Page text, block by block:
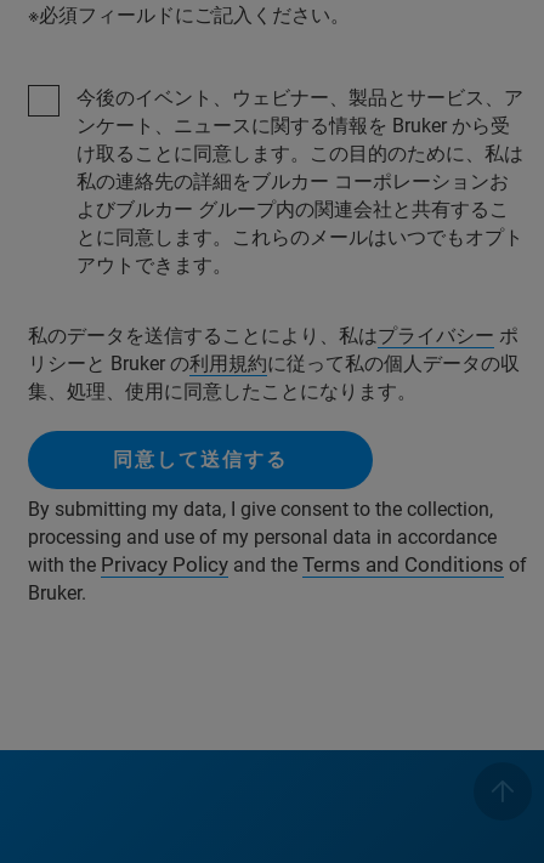
※必須フィールドにご記入ください。
今後のイベント、ウェビナー、製品とサービス、ア
ンケート、ニュースに関する情報を Bruker から受
け取ることに同意します。この目的のために、私は
私の連絡先の詳細をブルカー コーポレーションお
よびブルカー グループ内の関連会社と共有するこ
とに同意します。これらのメールはいつでもオプト
アウトできます。
私のデータを送信することにより、私はプライバシー ポ
リシーと Bruker の利用規約に従って私の個人データの収
集、処理、使用に同意したことになります。
同意して送信する
By submitting my data, I give consent to the collection,
processing and use of my personal data in accordance
with the Privacy Policy and the Terms and Conditions of
Bruker.